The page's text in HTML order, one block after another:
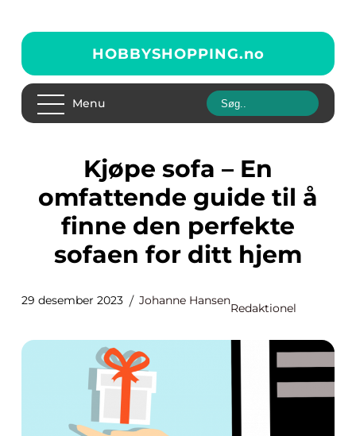
HOBBYSHOPPING.no
Menu
Kjøpe sofa – En
omfattende guide til å
finne den perfekte
sofaen for ditt hjem
29 desember 2023 Johanne Hansen
Redaktionel